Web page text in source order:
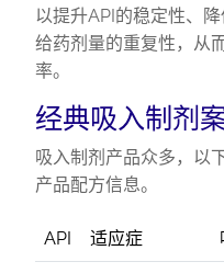
以提升API的稳定性、
给药剂量的重复性，从
率。
经典吸入制剂
吸入制剂产品众多，以
产品配方信息。
API 适应症